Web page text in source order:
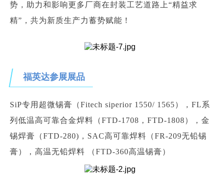
势，助力和影响更多厂商在封装工艺道路上“精益求
精”，共为新质生产力蓄势赋能！
福英达参展展品
SiP专用超微锡膏（Fitech siperior 1550/ 1565），FL系
列低温高可靠合金焊料（FTD-1708，FTD-1808），金
锡焊膏（FTD-280)，SAC高可靠焊料（FR-209无铅锡
膏），高温无铅焊料 （FTD-360高温锡膏）